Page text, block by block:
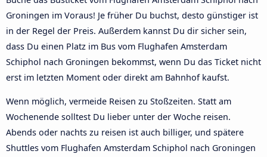
Groningen im Voraus! Je früher Du buchst, desto günstiger ist
in der Regel der Preis. Außerdem kannst Du dir sicher sein,
dass Du einen Platz im Bus vom Flughafen Amsterdam
Schiphol nach Groningen bekommst, wenn Du das Ticket nicht
erst im letzten Moment oder direkt am Bahnhof kaufst.
Wenn möglich, vermeide Reisen zu Stoßzeiten. Statt am
Wochenende solltest Du lieber unter der Woche reisen.
Abends oder nachts zu reisen ist auch billiger, und spätere
Shuttles vom Flughafen Amsterdam Schiphol nach Groningen